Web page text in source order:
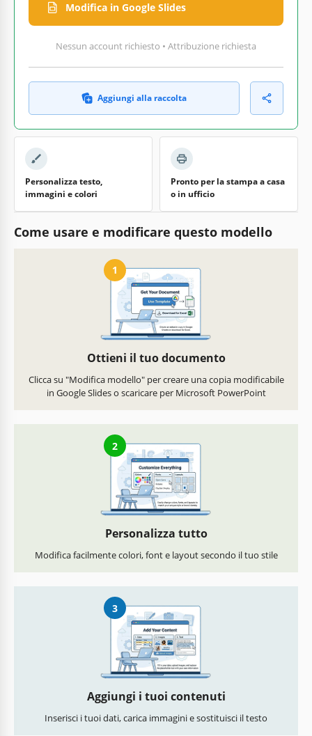
Modifica in Google Slides
Nessun account richiesto • Attribuzione richiesta
Aggiungi alla raccolta
Personalizza testo,
immagini e colori
Pronto per la stampa a casa
o in ufficio
Come usare e modificare questo modello
1
Ottieni il tuo documento
Clicca su "Modifica modello" per creare una copia modificabile
in Google Slides o scaricare per Microsoft PowerPoint
2
Personalizza tutto
Modifica facilmente colori, font e layout secondo il tuo stile
3
Aggiungi i tuoi contenuti
Inserisci i tuoi dati, carica immagini e sostituisci il testo